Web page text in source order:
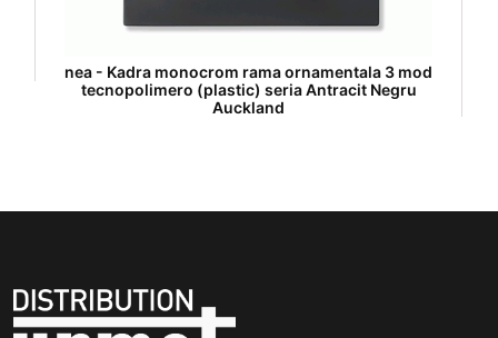
nea - Kadra monocrom rama ornamentala 3 mod
tecnopolimero (plastic) seria Antracit Negru
Auckland